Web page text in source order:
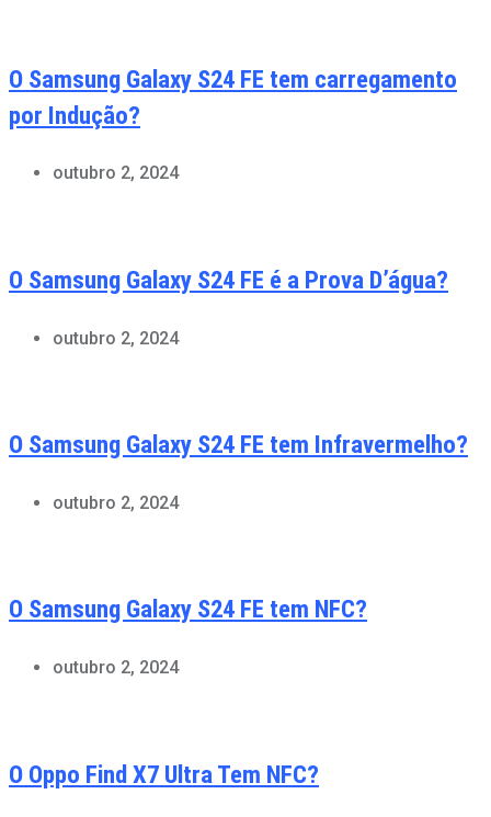
O Samsung Galaxy S24 FE tem carregamento
por Indução?
outubro 2, 2024
O Samsung Galaxy S24 FE é a Prova D’água?
outubro 2, 2024
O Samsung Galaxy S24 FE tem Infravermelho?
outubro 2, 2024
O Samsung Galaxy S24 FE tem NFC?
outubro 2, 2024
O Oppo Find X7 Ultra Tem NFC?